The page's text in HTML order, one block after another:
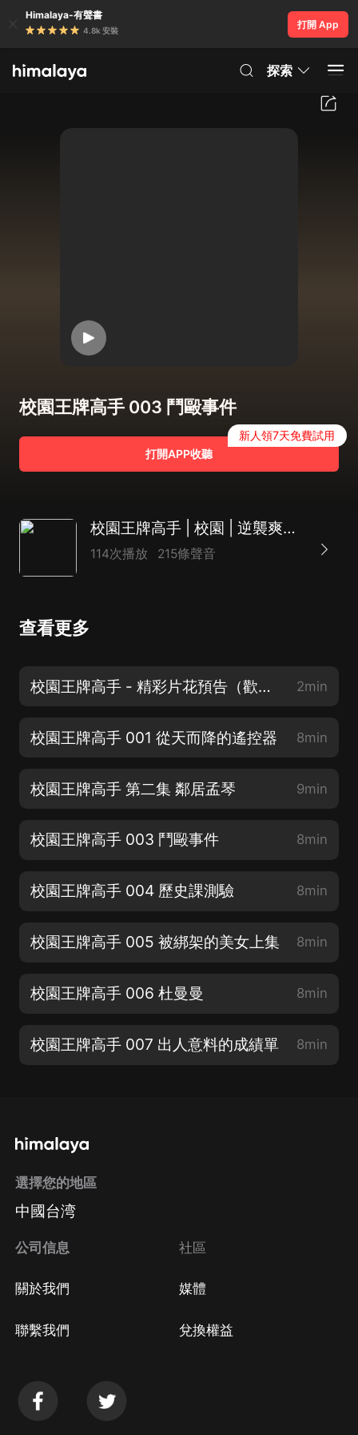
Himalaya-有聲書
4.8k 安裝
打開 App
探索
校園王牌高手 003 鬥毆事件
打開APP收聽
新人領7天免費試用
校園王牌高手 | 校園 | 逆襲爽文 |多播 |AI
114次播放 215條聲音
查看更多
校園王牌高手 - 精彩片花預告（歡迎關注、訂閱、分享） 2min
校園王牌高手 001 從天而降的遙控器 8min
校園王牌高手 第二集 鄰居孟琴 9min
校園王牌高手 003 鬥毆事件 8min
校園王牌高手 004 歷史課測驗 8min
校園王牌高手 005 被綁架的美女上集 8min
校園王牌高手 006 杜曼曼 8min
校園王牌高手 007 出人意料的成績單 8min
選擇您的地區
中國台湾
公司信息
關於我們
聯繫我們
社區
媒體
兌換權益